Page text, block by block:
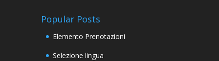
Popular Posts
Elemento Prenotazioni
Selezione lingua